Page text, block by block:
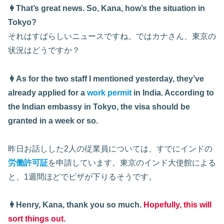
👩That’s great news. So, Kana, how’s the situation in
Tokyo?
それはすばらしいニュースですね。ではカナさん、東京の
状況はどうですか？
👩As for the two staff I mentioned yesterday, they’ve
already applied for a work permit in India. According to
the Indian embassy in Tokyo, the visa should be
granted in a week or so.
昨日お話しした2人の従業員については、すでにインドの
労働許可証を申請しています。東京のインド大使館による
と、1週間ほどでビザが下りるそうです。
👩Henry, Kana, thank you so much. Hopefully, this will
sort things out.